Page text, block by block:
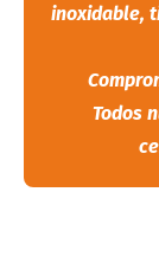
inoxidable,
Todos